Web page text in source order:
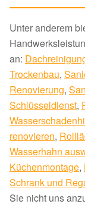
Unter anderem
an:
Trockenbau,
Renovierung,
Schlüsseldienst,
renovieren,
Wasserhahn
Küchenmontage,
Schrank und
Sie nicht uns